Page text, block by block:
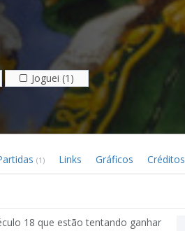
Joguei (1)
(1) Links Gráficos Créditos
18 que estão tentando ganhar